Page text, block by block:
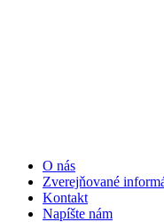
O nás
Zverejňované
Kontakt
Napíšte nám